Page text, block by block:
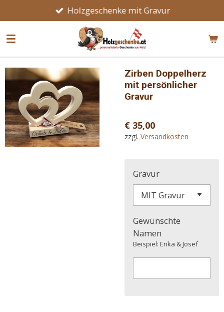
Hauptinhalt
springen
Holzgeschenke mit Gravur
Zirben Doppelherz
mit persönlicher
Gravur
€ 35,00
zzgl. Versandkosten
Gravur
Gewünschte
Namen
Beispiel: Erika & Josef